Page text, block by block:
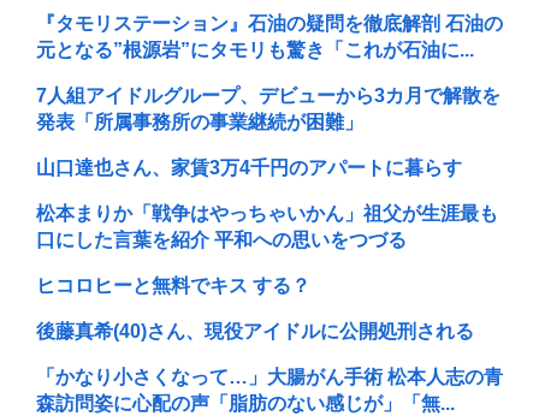
『タモリステーション』石油の疑問を徹底解剖 石油の
元となる”根源岩”にタモリも驚き「これが石油に...
7人組アイドルグループ、デビューから3カ月で解散を
発表「所属事務所の事業継続が困難」
山口達也さん、家賃3万4千円のアパートに暮らす
松本まりか「戦争はやっちゃいかん」祖父が生涯最も
口にした言葉を紹介 平和への思いをつづる
ヒコロヒーと無料でキス する？
後藤真希(40)さん、現役アイドルに公開処刑される
「かなり小さくなって…」大腸がん手術 松本人志の青
森訪問姿に心配の声「脂肪のない感じが」「無...